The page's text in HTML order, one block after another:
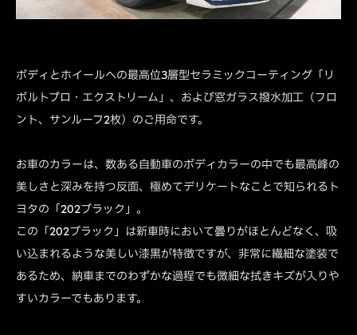
ボディとホイールへの最高位3層型セラミックコーティング「リ
ボルトプロ・エクストリーム」、および窓ガラス撥水加工（フロ
ント、サンルーフ2枚）のご用命です。
お車のカラーは、数ある自動車のボディカラーの中でも最高峰の
美しさと深みを持つ反面、極めてデリケートなことで知られるト
ヨタの「202ブラック」。
この「202ブラック」は新車時において曇りがほとんどなく、吸
い込まれるような美しい漆黒が特徴ですが、非常に繊細な塗装で
あるため、納車までのわずかな過程でも微細な拭きキズが入りや
すいカラーでもあります。